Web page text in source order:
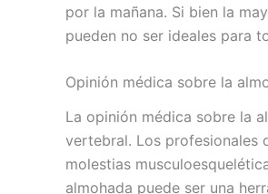
por la mañana. Si bien la
pueden no ser ideales para
Opinión médica sobre la
La ​​opinión médica sobre la
vertebral. Los profesionales
molestias
almohada puede ser una